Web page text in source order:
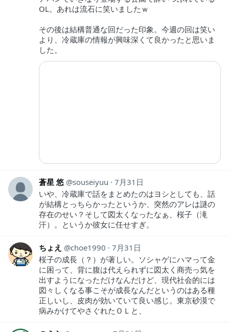
OL。あれは流石に笑いましたｗ
その後は結構普通な回だった印象。今週の回は笑い
より、冷蔵庫の情報が興味深くて良かったと思いま
した。
蒼星 悠 souseiyuu
7月31日
いや、冷蔵庫で話をまとめたのはヨシとしても、話
が結構とっちらかったというか、突然のアレは謎の
存在のせい？そして図太くなったなぁ、桜子（滝
汗）。というか彼女に任せすぎ。
ちょえ choe1990
7月31日
桜子の成長（？）が著しい。ソシャゲにハマって金
に困って、背に腹は代えられずに図太く商売っ気を
出すようになっただけなんだけど、現代社会的には
図々しくなる事こそが成長なんだというのはある種
正しいし、皮肉が効いていて良い感じ。東京砂漠で
病みかけてやさぐれたＯＬと、